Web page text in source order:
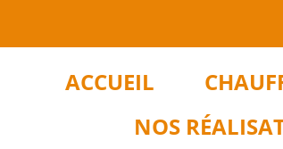
ACCUEIL
NOS